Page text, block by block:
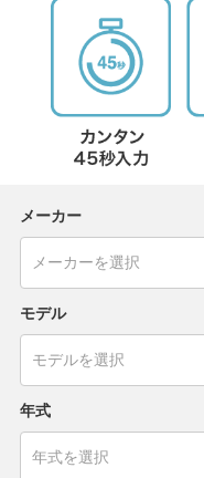
メーカー
モデル
年式